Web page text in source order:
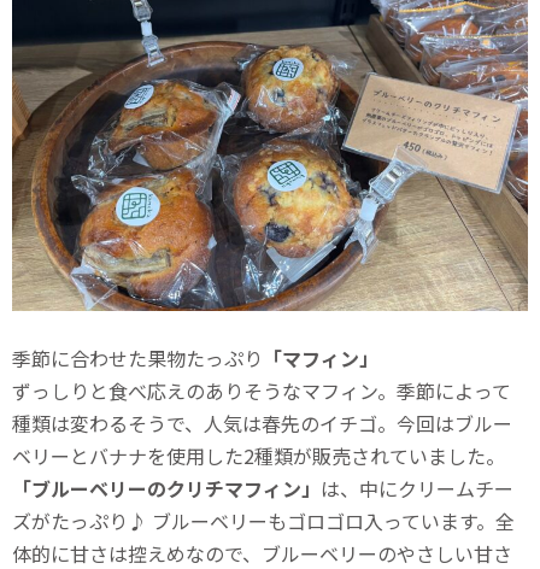
季節に合わせた果物たっぷり 「マフィン」
ずっしりと食べ応えのありそうなマフィン。季節によって
種類は変わるそうで、人気は春先のイチゴ。今回はブルー
ベリーとバナナを使用した2種類が販売されていました。
「ブルーベリーのクリチマフィン」 は、中にクリームチー
ズがたっぷり♪ ブルーベリーもゴロゴロ入っています。全
体的に甘さは控えめなので、ブルーベリーのやさしい甘さ